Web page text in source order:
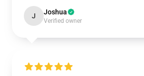
J Joshua
Verified owner